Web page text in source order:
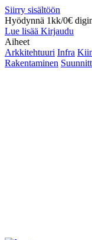
Siirry sisältöön
Hyödynnä 1kk/0€
Lue lisää Kirjaudu
Aiheet
Arkkitehtuuri Infra
Rakentaminen